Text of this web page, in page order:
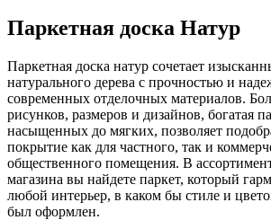
Паркетная доска Натур
Паркетная доска натур сочетает
натурального дерева с прочностью и
современных отделочных материалов.
рисунков, размеров и дизайнов, богатая
насыщенных до мягких, позволяет
покрытие как для частного, так и
общественного помещения. В
магазина вы найдете паркет, который
любой интерьер, в каком бы стиле и
был оформлен.